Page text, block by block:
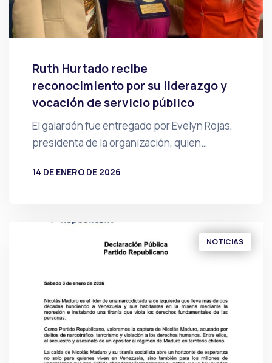
Ruth Hurtado recibe
reconocimiento por su liderazgo y
vocación de servicio público
El galardón fue entregado por Evelyn Rojas,
presidenta de la organización, quien…
14 DE ENERO DE 2026
NOTICIAS